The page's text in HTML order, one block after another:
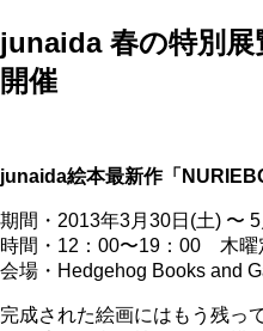
junaida 春の特別展
開催
junaida絵本最新作「
期間・2013年3月30日(土) 〜
時間・12：00〜19：00 木曜
会場・Hedgehog Books and
完成された絵画にはもう残っ